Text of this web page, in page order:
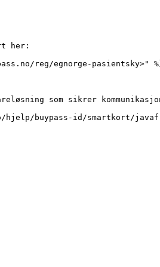
her:
reg/egnorge-pasientsky>"
som sikrer